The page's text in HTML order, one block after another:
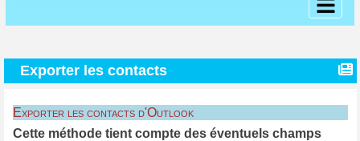
Exporter les contacts
Exporter les contacts d'Outlook
Cette méthode tient compte des éventuels champs